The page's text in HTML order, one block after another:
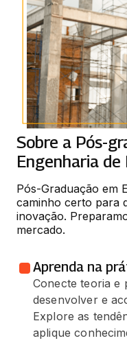
Sobre a Pós-
Engenharia
Pós-Graduação em
caminho certo para
inovação.
mercado.
Aprenda na
Conecte teoria e
desenvolver e
Explore as
aplique